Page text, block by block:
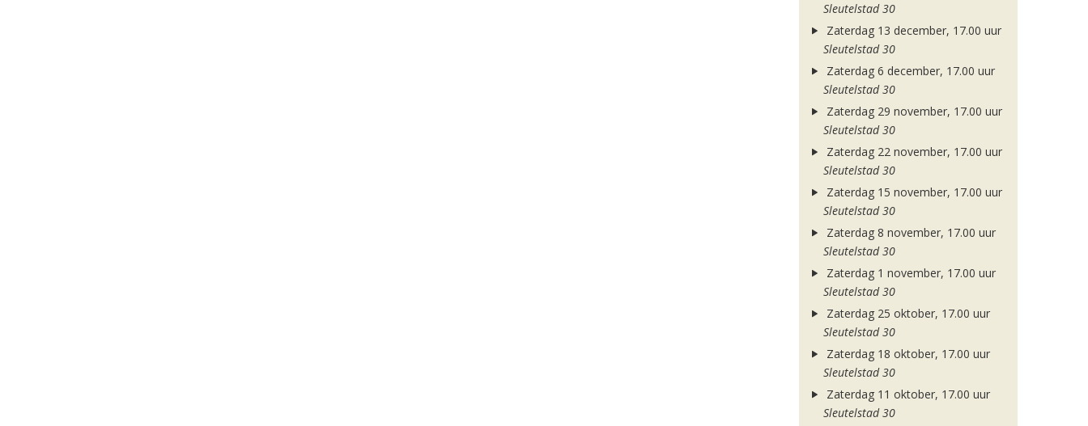
Sleutelstad 30
Zaterdag 13 december, 17.00 uur
Sleutelstad 30
Zaterdag 6 december, 17.00 uur
Sleutelstad 30
Zaterdag 29 november, 17.00 uur
Sleutelstad 30
Zaterdag 22 november, 17.00 uur
Sleutelstad 30
Zaterdag 15 november, 17.00 uur
Sleutelstad 30
Zaterdag 8 november, 17.00 uur
Sleutelstad 30
Zaterdag 1 november, 17.00 uur
Sleutelstad 30
Zaterdag 25 oktober, 17.00 uur
Sleutelstad 30
Zaterdag 18 oktober, 17.00 uur
Sleutelstad 30
Zaterdag 11 oktober, 17.00 uur
Sleutelstad 30